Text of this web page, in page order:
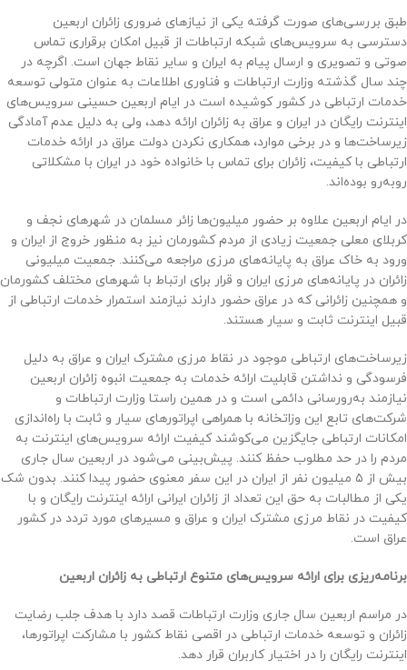
طبق بررسی‌های صورت گرفته یکی از نیازهای ضروری زائران اربعین
دسترسی به سرویس‌های شبکه ارتباطات از قبیل امکان برقراری تماس
صوتی و تصویری و ارسال پیام به ایران و سایر نقاط جهان است. اگرچه در
چند سال گذشته وزارت ارتباطات و فناوری اطلاعات به عنوان متولی توسعه
خدمات ارتباطی در کشور کوشیده است در ایام اربعین حسینی سرویس‌های
اینترنت رایگان در ایران و عراق به زائران ارائه دهد، ولی به دلیل عدم آمادگی
زیرساخت‌ها و در برخی موارد، همکاری نکردن دولت عراق در ارائه خدمات
ارتباطی با کیفیت، زائران برای تماس با خانواده خود در ایران با مشکلاتی
روبه‌رو بوده‌اند.
در ایام اربعین علاوه بر حضور میلیون‌ها زائر مسلمان در شهرهای نجف و
کربلای معلی جمعیت زیادی از مردم کشورمان نیز به منظور خروج از ایران و
ورود به خاک عراق به پایانه‌های مرزی مراجعه می‌کنند. جمعیت میلیونی
زائران در پایانه‌های مرزی ایران و قرار برای ارتباط با شهرهای مختلف کشورمان
و همچنین زائرانی که در عراق حضور دارند نیازمند استمرار خدمات ارتباطی از
قبیل اینترنت ثابت و سیار هستند.
زیرساخت‌های ارتباطی موجود در نقاط مرزی مشترک ایران و عراق به دلیل
فرسودگی و نداشتن قابلیت ارائه خدمات به جمعیت انبوه زائران اربعین
نیازمند به‌رورسانی دائمی است و در همین راستا وزارت ارتباطات و
شرکت‌های تابع این وزاتخانه با همراهی اپراتورهای سیار و ثابت با راه‌اندازی
امکانات ارتباطی جایگزین می‌کوشند کیفیت ارائه سرویس‌های اینترنت به
مردم را در حد مطلوب حفظ کنند. پیش‌بینی می‌شود در اربعین سال جاری
بیش از ۵ میلیون نفر از ایران در این سفر معنوی حضور پیدا کنند. بدون شک
یکی از مطالبات به حق این تعداد از زائران ایرانی ارائه اینترنت رایگان و با
کیفیت در نقاط مرزی مشترک ایران و عراق و مسیرهای مورد تردد در کشور
عراق است.
برنامه‌ریزی برای ارائه سرویس‌های متنوع ارتباطی به زائران اربعین
در مراسم اربعین سال جاری وزارت ارتباطات قصد دارد با هدف جلب رضایت
زائران و توسعه خدمات ارتباطی در اقصی نقاط کشور با مشارکت اپراتورها،
اینترنت رایگان را در اختیار کاربران قرار دهد.